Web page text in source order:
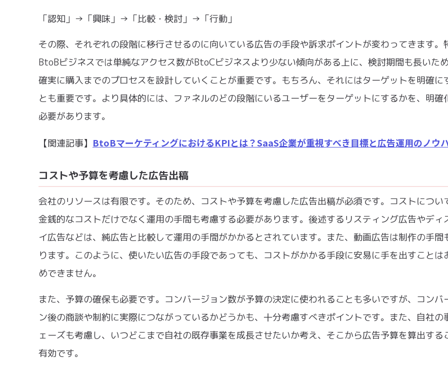
「認知」→「興味」→「比較・検討」→「行動」
その際、それぞれの段階に移行させるのに向いている広告の手段や訴求ポイントが変わってきます。
BtoBビジネスでは単純なアクセス数がBtoCビジネスより少ない傾向がある上に、検討期間も長いた
確実に購入までのプロセスを設計していくことが重要です。もちろん、それにはターゲットを明確に
とも重要です。より具体的には、ファネルのどの段階にいるユーザーをターゲットにするかを、明確
必要があります。
【関連記事】 BtoBマーケティングにおけるKPIとは？SaaS企業が重視すべき目標と広告運用のノウ
コストや予算を考慮した広告出稿
会社のリソースは有限です。そのため、コストや予算を考慮した広告出稿が必須です。コストについ
金銭的なコストだけでなく運用の手間も考慮する必要があります。後述するリスティング広告やディ
イ広告などは、純広告と比較して運用の手間がかかるとされています。また、動画広告は制作の手間
ります。このように、使いたい広告の手段であっても、コストがかかる手段に安易に手を出すことは
めできません。
また、予算の確保も必要です。コンバージョン数が予算の決定に使われることも多いですが、コンバ
ン後の商談や制約に実際につながっているかどうかも、十分考慮すべきポイントです。また、自社の
ェーズも考慮し、いつどこまで自社の既存事業を成長させたいか考え、そこから広告予算を算出する
有効です。